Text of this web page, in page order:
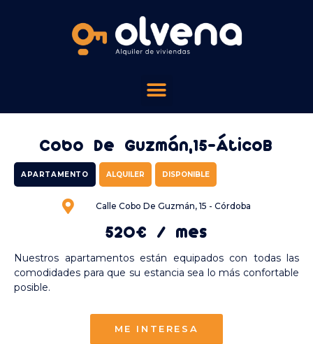
Cobo De Guzmán,15-ÁticoB
APARTAMENTO ALQUILER DISPONIBLE
Calle Cobo De Guzmán, 15 - Córdoba
520€ / mes
Nuestros apartamentos están equipados con todas las
comodidades para que su estancia sea lo más confortable
posible.
ME INTERESA